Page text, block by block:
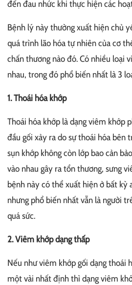
đến đau nhức khi thực hiện các
Bệnh lý này thường xuất hiện chủ
quá trình lão hóa tự nhiên của cơ
chấn thương nào đó. Có nhiều loại
nhau, trong đó phổ biến nhất là 3
1. Thoái hóa khớp
Thoái hóa khớp là dạng viêm khớp
đầu gối xảy ra do sự thoái hóa bên
sụn khớp không còn lớp bao cản
vào nhau gây ra tổn thương, sưng
bệnh này có thể xuất hiện ở bất kỳ
nhưng phổ biến nhất vẫn là người
quá sức.
2. Viêm khớp dạng thấp
Nếu như viêm khớp gối dạng thoái
một vài nhất định thì dạng viêm